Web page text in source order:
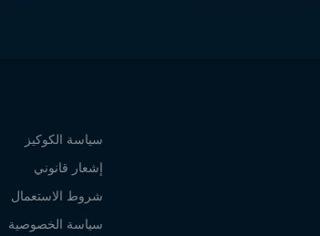
سياسة الكوكيز
إشعار قانوني
شروط الاستعمال
سياسة الخصوصية